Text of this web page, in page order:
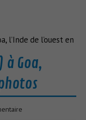
l’Inde de l’ouest en
Goa,